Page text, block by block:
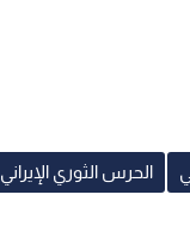
الحرس الثوري الإيراني